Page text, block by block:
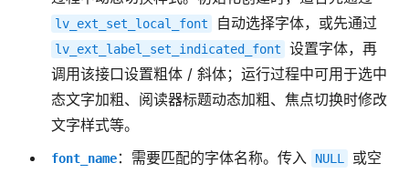
lv_ext_set_local_font 自动选择字体，或先通过
lv_ext_label_set_indicated_font
设置字体，再
调用该接口设置粗体 / 斜体；运行过程中可用于选中
态文字加粗、阅读器标题动态加粗、焦点切换时修改
文字样式等。
font_name：需要匹配的字体名称。传入 NULL
或空